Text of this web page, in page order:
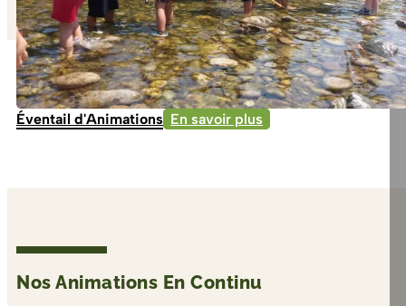
Éventail d'Animations En savoir plus
Nos Animations En Continu